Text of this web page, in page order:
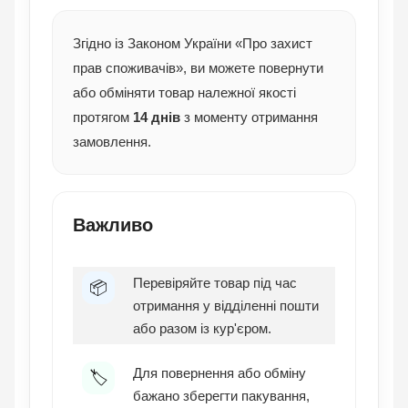
Згідно із Законом України «Про захист
прав споживачів», ви можете повернути
або обміняти товар належної якості
протягом 14 днів з моменту отримання
замовлення.
Важливо
📦
Перевіряйте товар під час
отримання у відділенні пошти
або разом із кур'єром.
🏷️
Для повернення або обміну
бажано зберегти пакування,